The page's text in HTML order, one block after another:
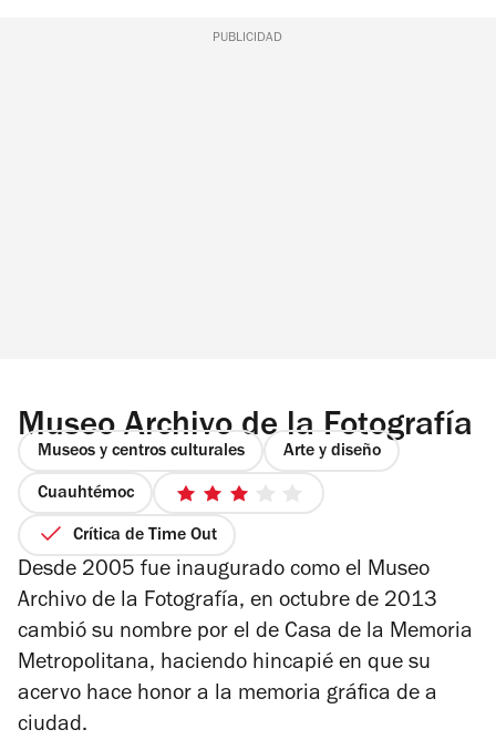
PUBLICIDAD
Museo Archivo de la Fotografía
Museos y centros culturales Arte y diseño
Cuauhtémoc
3
Crítica de Time Out
Desde 2005 fue inaugurado como el Museo
Archivo de la Fotografía, en octubre de 2013
cambió su nombre por el de Casa de la Memoria
Metropolitana, haciendo hincapié en que su
acervo hace honor a la memoria gráfica de a
ciudad.